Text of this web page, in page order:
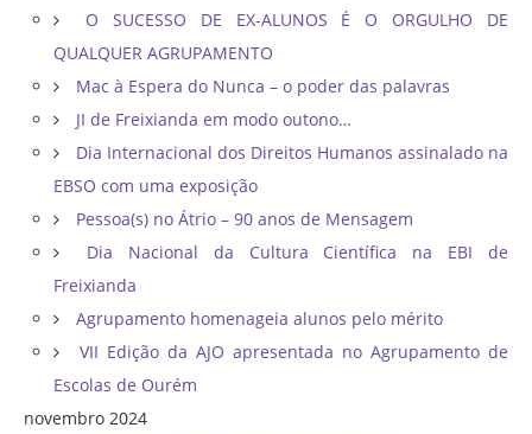
O SUCESSO DE EX-ALUNOS É O ORGULHO DE
QUALQUER AGRUPAMENTO
Mac à Espera do Nunca – o poder das palavras
JI de Freixianda em modo outono…
Dia Internacional dos Direitos Humanos assinalado na
EBSO com uma exposição
Pessoa(s) no Átrio – 90 anos de Mensagem
Dia Nacional da Cultura Científica na EBI de
Freixianda
Agrupamento homenageia alunos pelo mérito
VII Edição da AJO apresentada no Agrupamento de
Escolas de Ourém
novembro 2024